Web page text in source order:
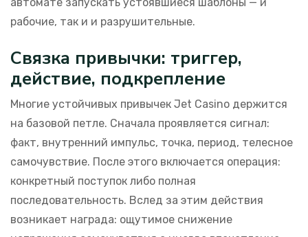
рабочие, так и и разрушительные.
Связка привычки: триггер,
действие, подкрепление
Многие устойчивых привычек Jet Casino держится
на базовой петле. Сначала проявляется сигнал:
факт, внутренний импульс, точка, период, телесное
самочувствие. После этого включается операция:
конкретный поступок либо полная
последовательность. Вслед за этим действия
возникает награда: ощутимое снижение